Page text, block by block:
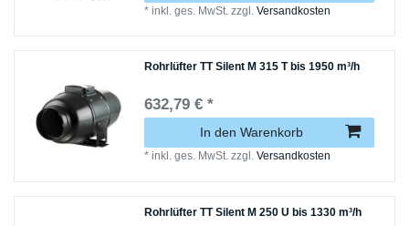
*inkl. ges. MwSt. zzgl.Versandkosten
Rohrlüfter TT Silent M 315 T bis 1950 m³/h
632,79 € *
In den Warenkorb
*inkl. ges. MwSt. zzgl.Versandkosten
Rohrlüfter TT Silent M 250 U bis 1330 m³/h